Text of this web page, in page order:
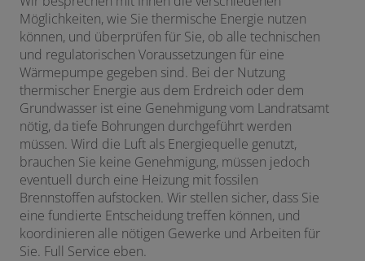
Möglichkeiten, wie Sie thermische Energie nutzen
können, und überprüfen für Sie, ob alle technischen
und regulatorischen Voraussetzungen für eine
Wärmepumpe gegeben sind. Bei der Nutzung
thermischer Energie aus dem Erdreich oder dem
Grundwasser ist eine Genehmigung vom Landratsamt
nötig, da tiefe Bohrungen durchgeführt werden
müssen. Wird die Luft als Energiequelle genutzt,
brauchen Sie keine Genehmigung, müssen jedoch
eventuell durch eine Heizung mit fossilen
Brennstoffen aufstocken. Wir stellen sicher, dass Sie
eine fundierte Entscheidung treffen können, und
koordinieren alle nötigen Gewerke und Arbeiten für
Sie. Full Service eben.